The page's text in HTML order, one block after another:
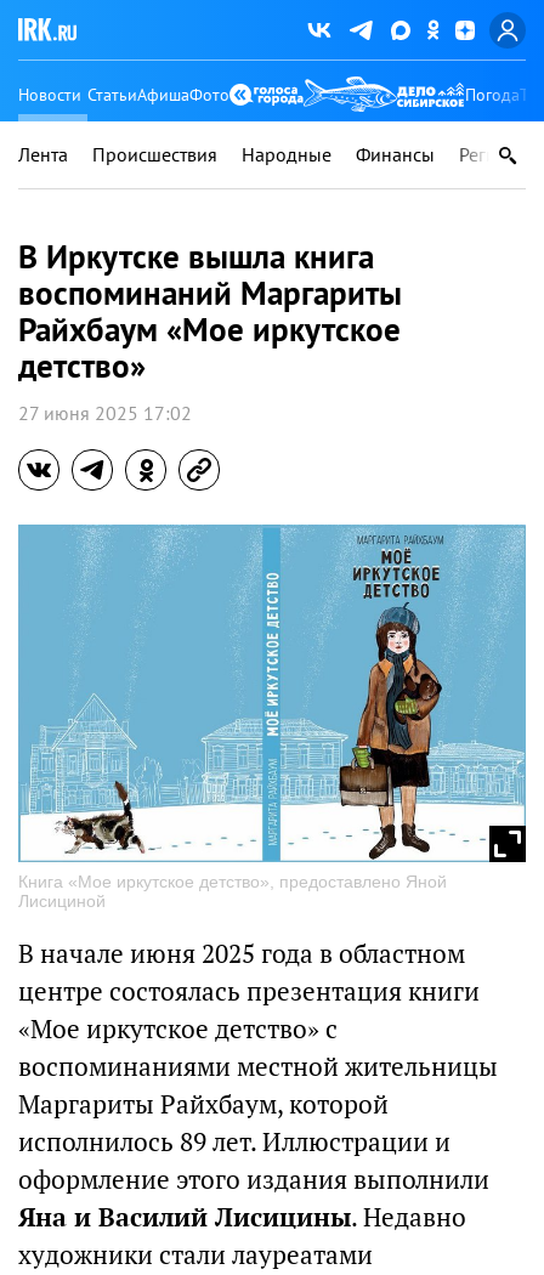
Новости СтатьиАфишаФото Погода
Лента Происшествия Народные Финансы Регионы
В Иркутске вышла книга
воспоминаний Маргариты
Райхбаум «Мое иркутское
детство»
27 июня 2025 17:02
Книга «Мое иркутское детство», предоставлено Яной
Лисициной
В начале июня 2025 года в областном
центре состоялась презентация книги
«Мое иркутское детство» с
воспоминаниями местной жительницы
Маргариты Райхбаум, которой
исполнилось 89 лет. Иллюстрации и
оформление этого издания выполнили
Яна и Василий Лисицины. Недавно
художники стали лауреатами